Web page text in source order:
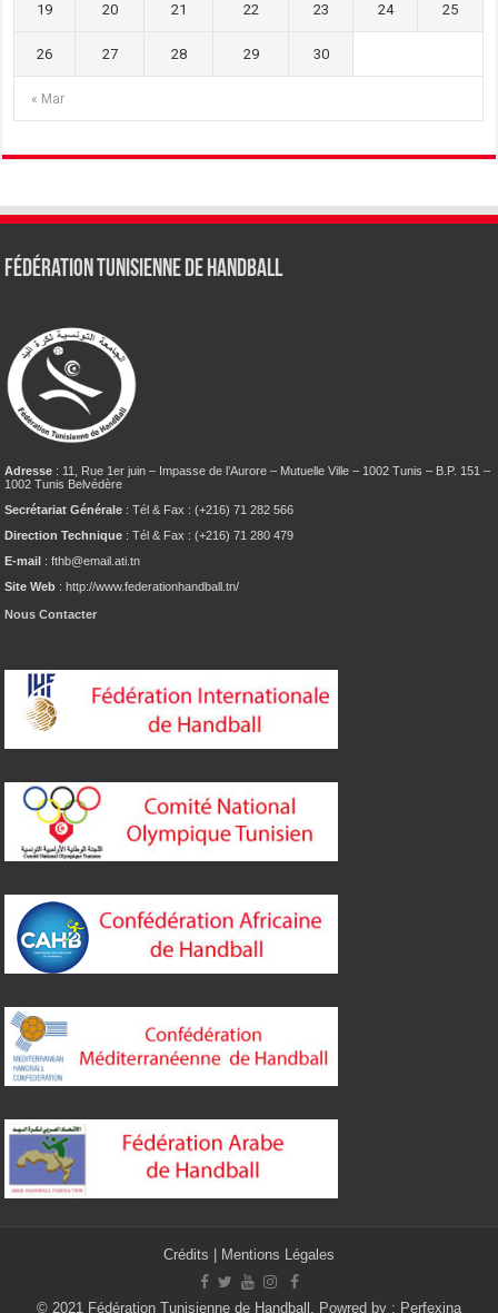
« Mar
19 20 21 22 23 24 25
26 27 28 29 30
Fédération tunisienne de Handball
Adresse : 11, Rue 1er juin – Impasse de l’Aurore – Mutuelle Ville – 1002 Tunis – B.P. 151 –
1002 Tunis Belvédère
Secrétariat Générale : Tél & Fax : (+216) 71 282 566
Direction Technique : Tél & Fax : (+216) 71 280 479
E-mail : fthb@email.ati.tn
Site Web : http://www.federationhandball.tn/
Nous Contacter
Crédits Mentions Légales
© 2021 Fédération Tunisienne de Handball. Powred by : Perfexina